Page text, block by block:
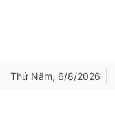
Thứ Năm, 6/8/2026